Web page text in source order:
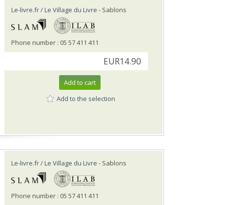
Le-livre.fr / Le Village du Livre - Sablons
Phone number : 05 57 411 411
EUR14.90
Add to cart
Add to the selection
Le-livre.fr / Le Village du Livre - Sablons
Phone number : 05 57 411 411